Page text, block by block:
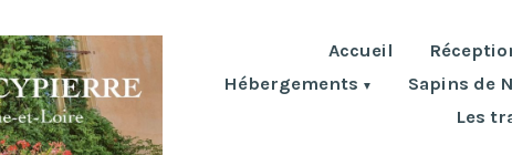
Accueil
Hébergements
Sapins de
Les